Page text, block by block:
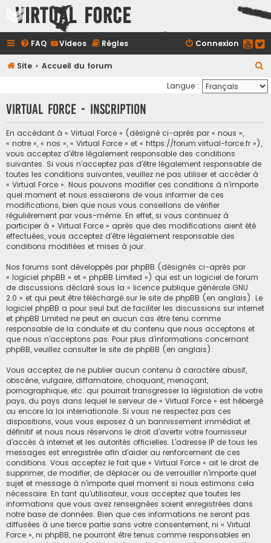
Virtual Force
FAQ Videos Règles Connexion
Site Accueil du forum
e
c
Langue :
Virtual Force - Inscription
En accédant à « Virtual Force » (désigné ci-après par « nous »,
« notre », « nos », « Virtual Force » et « https://forum.virtual-force.fr »),
vous acceptez d’être légalement responsable des conditions
suivantes. Si vous n’acceptez pas d’être légalement responsable de
toutes les conditions suivantes, veuillez ne pas utiliser et accéder à
« Virtual Force ». Nous pouvons modifier ces conditions à n’importe
quel moment et nous essaierons de vous informer de ces
modifications, bien que nous vous conseillons de vérifier
régulièrement par vous-même. En effet, si vous continuez à
participer à « Virtual Force » après que des modifications aient été
effectuées, vous acceptez d’être légalement responsable des
conditions modifiées et mises à jour.
Nos forums sont développés par phpBB (désignés ci-après par
« logiciel phpBB » et « phpBB Limited ») qui est un logiciel de forum
de discussions déclaré sous la « licence publique générale GNU
2.0 » et qui peut être téléchargé sur le site de phpBB (en anglais). Le
logiciel phpBB a pour seul but de faciliter les discussions sur internet
et phpBB Limited ne peut en aucun cas être tenu comme
responsable de la conduite et du contenu que nous acceptons et
que nous n’acceptons pas. Pour plus d’informations concernant
phpBB, veuillez consulter le site de phpBB (en anglais).
Vous acceptez de ne publier aucun contenu à caractère abusif,
obscène, vulgaire, diffamatoire, choquant, menaçant,
pornographique, etc. qui pourrait transgresser la législation de votre
pays, du pays dans lequel le serveur de « Virtual Force » est hébergé
ou encore la loi internationale. Si vous ne respectez pas ces
dispositions, vous vous exposez à un bannissement immédiat et
définitif et nous nous réservons le droit d’avertir votre fournisseur
d’accès à internet et les autorités officielles. L’adresse IP de tous les
messages est enregistrée afin d’aider au renforcement de ces
conditions. Vous acceptez le fait que « Virtual Force » ait le droit de
supprimer, de modifier, de déplacer ou de verrouiller n’importe quel
sujet et message à n’importe quel moment si nous estimons cela
nécessaire. En tant qu’utilisateur, vous acceptez que toutes les
informations que vous avez renseignées soient enregistrées dans
notre base de données. Bien que ces informations ne seront pas
diffusées à une tierce partie sans votre consentement, ni « Virtual
Force », ni phpBB, ne pourront être tenus comme responsables en